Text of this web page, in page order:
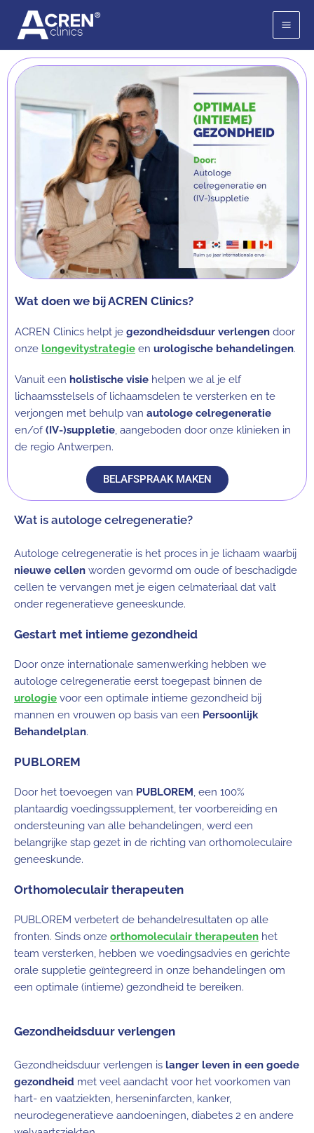
inhoud
Wat doen we bij ACREN Clinics?
ACREN Clinics helpt je gezondheidsduur verlengen door
onze longevitystrategie en urologische behandelingen.
Vanuit een holistische visie helpen we al je elf
lichaamsstelsels of lichaamsdelen te versterken en te
verjongen met behulp van autologe celregeneratie
en/of(IV-)suppletie , aangeboden door onze klinieken in
de regio Antwerpen.
BELAFSPRAAK MAKEN
Wat is autologe celregeneratie?
Autologe celregeneratie is het proces in je lichaam waarbij
nieuwe cellen worden gevormd om oude of beschadigde
cellen te vervangen met je eigen celmateriaal dat valt
onder regeneratieve geneeskunde.
Gestart met intieme gezondheid
Door onze internationale samenwerking hebben we
autologe celregeneratie eerst toegepast binnen de
urologie voor een optimale intieme gezondheid bij
mannen en vrouwen op basis van een Persoonlijk
Behandelplan.
PUBLOREM
Door het toevoegen van PUBLOREM , een 100%
plantaardig voedingssupplement, ter voorbereiding en
ondersteuning van alle behandelingen, werd een
belangrijke stap gezet in de richting van orthomoleculaire
geneeskunde.
Orthomoleculair therapeuten
PUBLOREM verbetert de behandelresultaten op alle
fronten. Sinds onze orthomoleculair therapeuten het
team versterken, hebben we voedingsadvies en gerichte
orale suppletie geïntegreerd in onze behandelingen om
een optimale (intieme) gezondheid te bereiken.
Gezondheidsduur verlengen
Gezondheidsduur verlengen is langer leven in een goede
gezondheid met veel aandacht voor het voorkomen van
hart- en vaatziekten, herseninfarcten, kanker,
neurodegeneratieve aandoeningen, diabetes 2 en andere